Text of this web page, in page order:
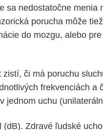
sa nedostatočne menia
porucha môže
do mozgu, alebo
či má poruchu
frekvenciách a
jednom uchu
Zdravé ľudské